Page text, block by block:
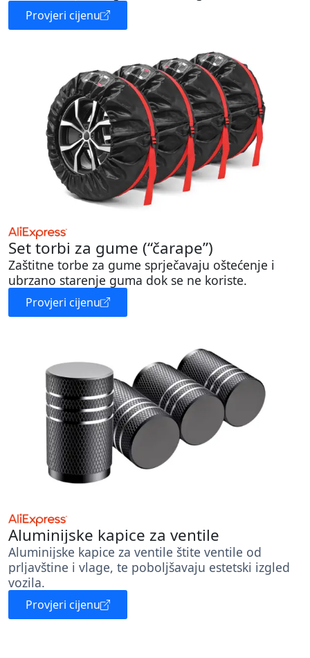
Provjeri cijenu
Set torbi za gume (“čarape”)
Zaštitne torbe za gume sprječavaju oštećenje i
ubrzano starenje guma dok se ne koriste.
Provjeri cijenu
Aluminijske kapice za ventile
Aluminijske kapice za ventile štite ventile od
prljavštine i vlage, te poboljšavaju estetski izgled
vozila.
Provjeri cijenu